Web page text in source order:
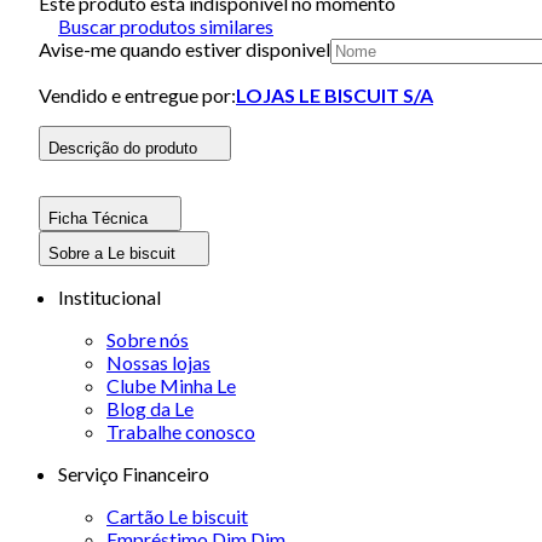
Buscar produtos similares
Avise-me quando estiver disponivel
Vendido e entregue por:LOJAS LE BISCUIT S/A
Descrição do produto
Ficha Técnica
Sobre a Le biscuit
Institucional
Sobre nós
Nossas lojas
Clube Minha Le
Blog da Le
Trabalhe conosco
Serviço Financeiro
Cartão Le biscuit